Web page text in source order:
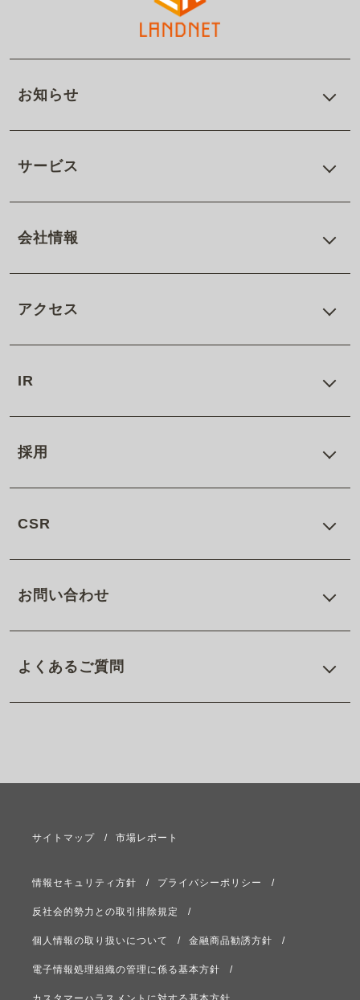
お知らせ
サービス
会社情報
アクセス
IR
採用
CSR
お問い合わせ
よくあるご質問
サイトマップ 市場レポート
情報セキュリティ方針 プライバシーポリシー
反社会的勢力との取引排除規定
個人情報の取り扱いについて 金融商品勧誘方針
電子情報処理組織の管理に係る基本方針